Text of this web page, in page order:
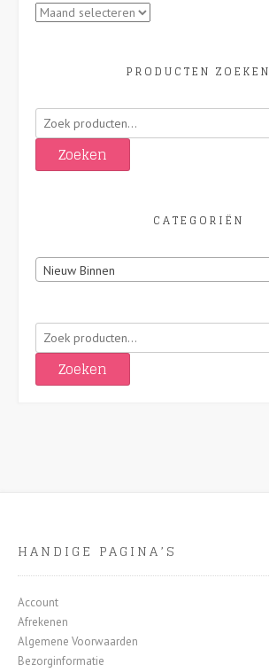
Archieven
PRODUCTEN ZOEKEN
Zoeken
naar:
Zoeken
CATEGORIËN
Nieuw Binnen
Zoeken
naar:
Zoeken
HANDIGE PAGINA’S
Account
Afrekenen
Algemene Voorwaarden
Bezorginformatie